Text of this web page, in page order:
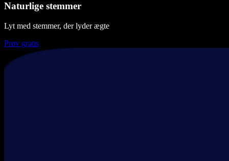
Naturlige stemmer
Lyt med stemmer, der lyder ægte
Prøv gratis